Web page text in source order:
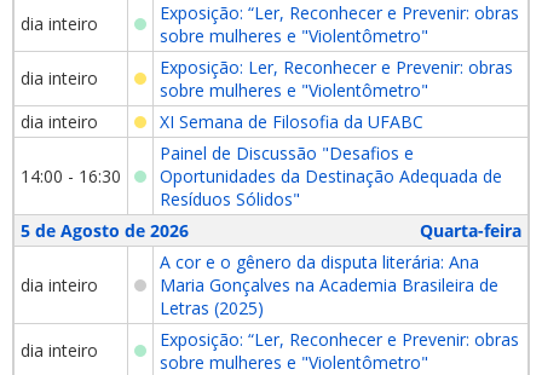
dia inteiro
Exposição: “Ler, Reconhecer e Prevenir: obras
sobre mulheres e "Violentômetro"
dia inteiro
Exposição: Ler, Reconhecer e Prevenir: obras
sobre mulheres e "Violentômetro"
dia inteiro
XI Semana de Filosofia da UFABC
14:00 - 16:30
Painel de Discussão "Desafios e
Oportunidades da Destinação Adequada de
Resíduos Sólidos"
5 de Agosto de 2026
Quarta-feira
dia inteiro
A cor e o gênero da disputa literária: Ana
Maria Gonçalves na Academia Brasileira de
Letras (2025)
dia inteiro
Exposição: “Ler, Reconhecer e Prevenir: obras
sobre mulheres e "Violentômetro"